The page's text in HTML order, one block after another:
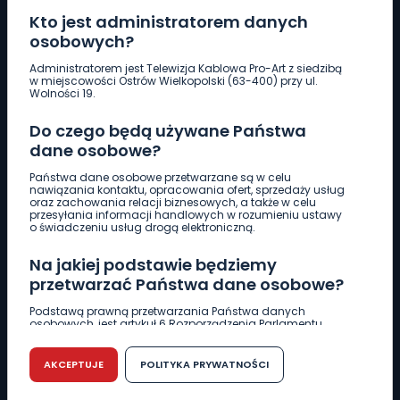
Kto jest administratorem danych
osobowych?
Administratorem jest Telewizja Kablowa Pro-Art z siedzibą
w miejscowości Ostrów Wielkopolski (63-400) przy ul.
Wolności 19.
Do czego będą używane Państwa
dane osobowe?
Państwa dane osobowe przetwarzane są w celu
nawiązania kontaktu, opracowania ofert, sprzedaży usług
oraz zachowania relacji biznesowych, a także w celu
przesyłania informacji handlowych w rozumieniu ustawy
o świadczeniu usług drogą elektroniczną.
Na jakiej podstawie będziemy
przetwarzać Państwa dane osobowe?
Podstawą prawną przetwarzania Państwa danych
osobowych, jest artykuł 6 Rozporządzenia Parlamentu
r. w sprawie ochrony osób fizycznych w związku z
przetwarzaniem danych osobowych w sprawie
swobodnego przepływu takich danych oraz uchylenia
dyrektywy 95/46/WE (RODO).
AKCEPTUJE POLITYKA PRYWATNOŚCI
Pobierz logotyp
661 997 997
REDAKCJA
62 735 22 22redakcja@wlkp24.info
DZIAŁ REKLAMY
62 735 01 85 reklama@wlkp24.info
WIADOMOŚCI
CIEKAWOSTKI